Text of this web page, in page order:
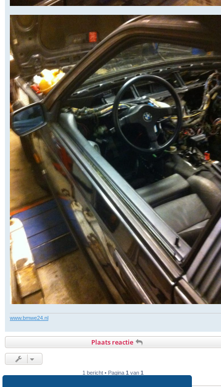
www.bmwe24.nl
Plaats reactie
1 bericht • Pagina 1 van 1